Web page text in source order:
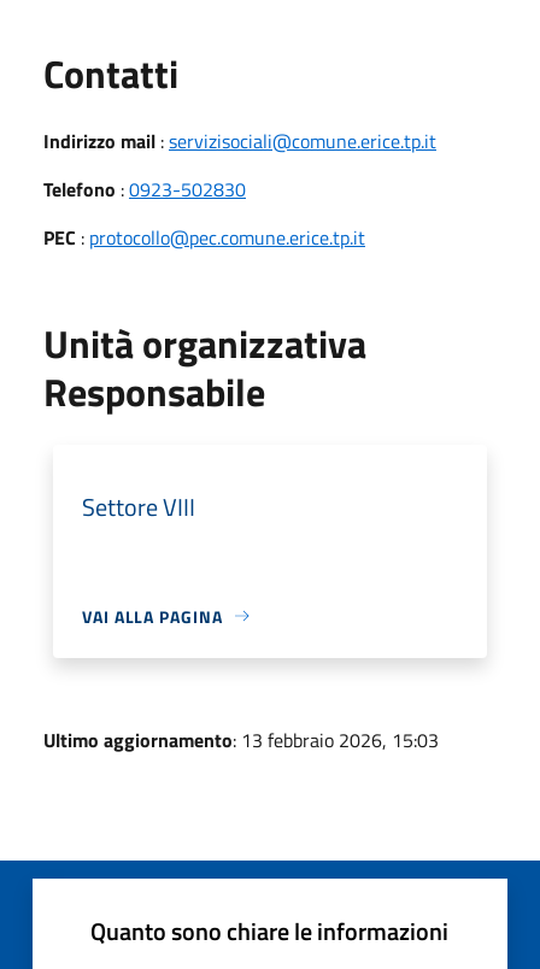
Contatti
Indirizzo mail :servizisociali@comune.erice.tp.it
Telefono :0923-502830
PEC : protocollo@pec.comune.erice.tp.it
Unità organizzativa
Responsabile
Settore VIII
VAI ALLA PAGINA
Ultimo aggiornamento: 13 febbraio 2026, 15:03
Quanto sono chiare le informazioni